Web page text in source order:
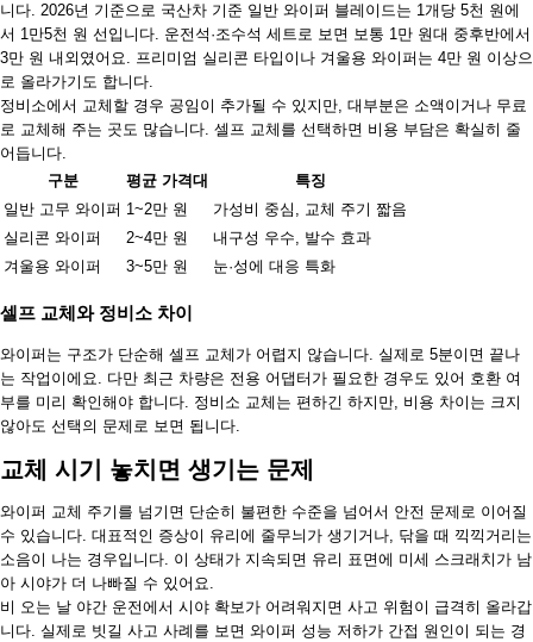
니다. 2026년 기준으로 국산차 기준 일반 와이퍼 블레이드는 1개당 5천 원에
서 1만5천 원 선입니다. 운전석·조수석 세트로 보면 보통 1만 원대 중후반에서
3만 원 내외였어요. 프리미엄 실리콘 타입이나 겨울용 와이퍼는 4만 원 이상으
로 올라가기도 합니다.
정비소에서 교체할 경우 공임이 추가될 수 있지만, 대부분은 소액이거나 무료
로 교체해 주는 곳도 많습니다. 셀프 교체를 선택하면 비용 부담은 확실히 줄
어듭니다.
구분
평균 가격대
특징
일반 고무 와이퍼 1~2만 원
가성비 중심, 교체 주기 짧음
실리콘 와이퍼
2~4만 원
내구성 우수, 발수 효과
겨울용 와이퍼
3~5만 원 눈·성에 대응 특화
셀프 교체와 정비소 차이
와이퍼는 구조가 단순해 셀프 교체가 어렵지 않습니다. 실제로 5분이면 끝나
는 작업이에요. 다만 최근 차량은 전용 어댑터가 필요한 경우도 있어 호환 여
부를 미리 확인해야 합니다. 정비소 교체는 편하긴 하지만, 비용 차이는 크지
않아도 선택의 문제로 보면 됩니다.
교체 시기 놓치면 생기는 문제
와이퍼 교체 주기를 넘기면 단순히 불편한 수준을 넘어서 안전 문제로 이어질
수 있습니다. 대표적인 증상이 유리에 줄무늬가 생기거나, 닦을 때 끽끽거리는
소음이 나는 경우입니다. 이 상태가 지속되면 유리 표면에 미세 스크래치가 남
아 시야가 더 나빠질 수 있어요.
비 오는 날 야간 운전에서 시야 확보가 어려워지면 사고 위험이 급격히 올라갑
니다. 실제로 빗길 사고 사례를 보면 와이퍼 성능 저하가 간접 원인이 되는 경